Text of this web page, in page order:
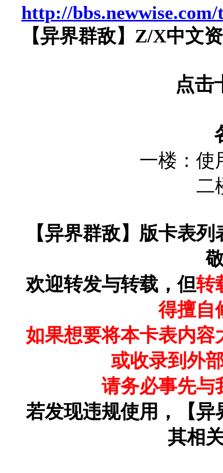
http://
【异界群敌】Z/X中文
点击
一楼：使
二
【异界群敌】版卡表
欢迎转发与转载，但转
得擅自
如果想要将本卡表内
或收录到外
请务必事先与
若发现违规使用，【
其相